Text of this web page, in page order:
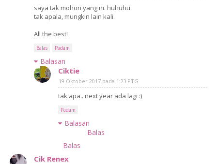
saya tak mohon yang ni. huhuhu.
tak apala, mungkin lain kali.
All the best!
Balas Padam
Balasan
Ciktie
19 Oktober 2017 pada 1:23 PTG
tak apa.. next year ada lagi :)
Padam
Balasan
Balas
Balas
Cik Renex